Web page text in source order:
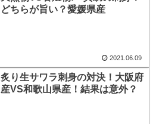
どちらが旨い？愛媛県産
2021.06.09
炙り生サワラ刺身の対決！大阪府
産VS和歌山県産！結果は意外？